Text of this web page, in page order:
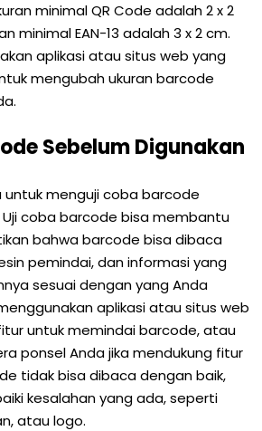
minimal QR Code adalah 2 x 2
minimal EAN-13 adalah 3 x 2 cm.
aplikasi atau situs web yang
mengubah ukuran barcode
Sebelum Digunakan
untuk menguji coba barcode
coba barcode bisa membantu
bahwa barcode bisa dibaca
pemindai, dan informasi yang
sesuai dengan yang Anda
aplikasi atau situs web
untuk memindai barcode, atau
ponsel Anda jika mendukung fitur
tidak bisa dibaca dengan baik,
kesalahan yang ada, seperti
atau logo.